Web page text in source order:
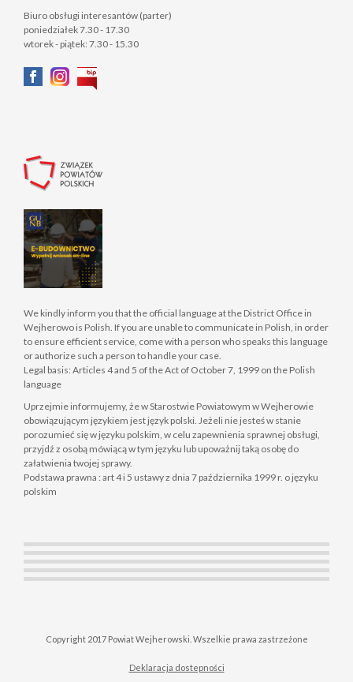
Biuro obsługi interesantów (parter)
poniedziałek 7.30 - 17.30
wtorek - piątek: 7.30 - 15.30
We kindly inform you that the official language at the District Office in
Wejherowo is Polish. If you are unable to communicate in Polish, in order
to ensure efficient service, come with a person who speaks this language
or authorize such a person to handle your case.
Legal basis: Articles 4 and 5 of the Act of October 7, 1999 on the Polish
language
Uprzejmie informujemy, że w Starostwie Powiatowym w Wejherowie
obowiązującym językiem jest język polski. Jeżeli nie jesteś w stanie
porozumieć się w języku polskim, w celu zapewnienia sprawnej obsługi,
przyjdź z osobą mówiącą w tym języku lub upoważnij taką osobę do
załatwienia twojej sprawy.
Podstawa prawna : art 4 i 5 ustawy z dnia 7 października 1999 r. o języku
polskim
Copyright 2017 Powiat Wejherowski. Wszelkie prawa zastrzeżone
Deklaracja dostepności